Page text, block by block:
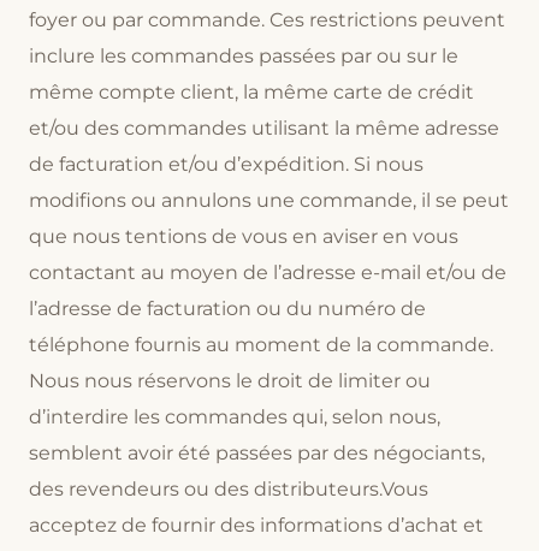
foyer ou par commande. Ces restrictions peuvent
inclure les commandes passées par ou sur le
même compte client, la même carte de crédit
et/ou des commandes utilisant la même adresse
de facturation et/ou d’expédition. Si nous
modifions ou annulons une commande, il se peut
que nous tentions de vous en aviser en vous
contactant au moyen de l’adresse e-mail et/ou de
l’adresse de facturation ou du numéro de
téléphone fournis au moment de la commande.
Nous nous réservons le droit de limiter ou
d’interdire les commandes qui, selon nous,
semblent avoir été passées par des négociants,
des revendeurs ou des distributeurs.Vous
acceptez de fournir des informations d’achat et